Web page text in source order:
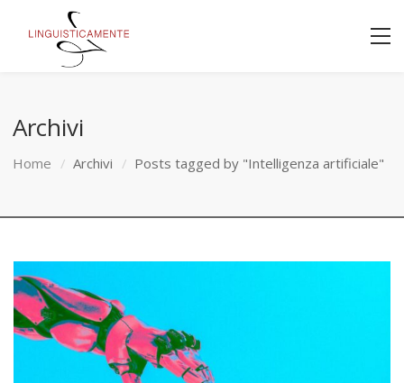
Archivi
Home Archivi Posts tagged by "Intelligenza artificiale"